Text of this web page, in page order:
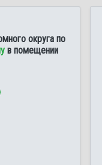
округа по
в помещении